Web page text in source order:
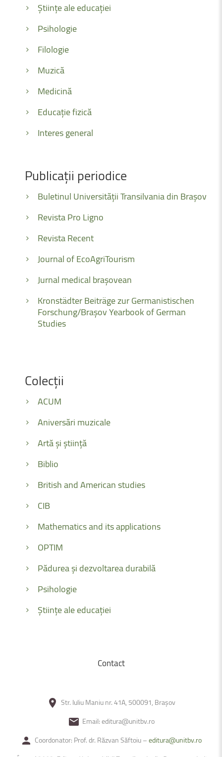
Științe ale educației
Psihologie
Filologie
Muzică
Medicină
Educație fizică
Interes general
Publicații periodice
Buletinul Universității Transilvania din Brașov
Revista Pro Ligno
Revista Recent
Journal of EcoAgriTourism
Jurnal medical brașovean
Kronstädter Beiträge zur Germanistischen
Forschung/Brașov Yearbook of German
Studies
Colecții
ACUM
Aniversări muzicale
Artă și știință
Biblio
British and American studies
CIB
Mathematics and its applications
OPTIM
Pădurea și dezvoltarea durabilă
Psihologie
Științe ale educației
Contact
Str. Iuliu Maniu nr. 41A, 500091, Brașov
Email: editura@unitbv.ro
Coordonator: Prof. dr. Răzvan Săftoiu –editura@unitbv.ro